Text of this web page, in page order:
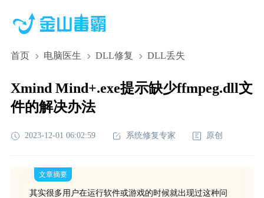
首页 电脑医生 DLL修复 DLL丢失
Xmind Mind+.exe提示缺少ffmpeg.dll文
件的解决办法
2023-12-01 06:02:59 系统修复专家 原创
文章摘要
其实很多用户在运行软件或游戏的时候就出现过这种问